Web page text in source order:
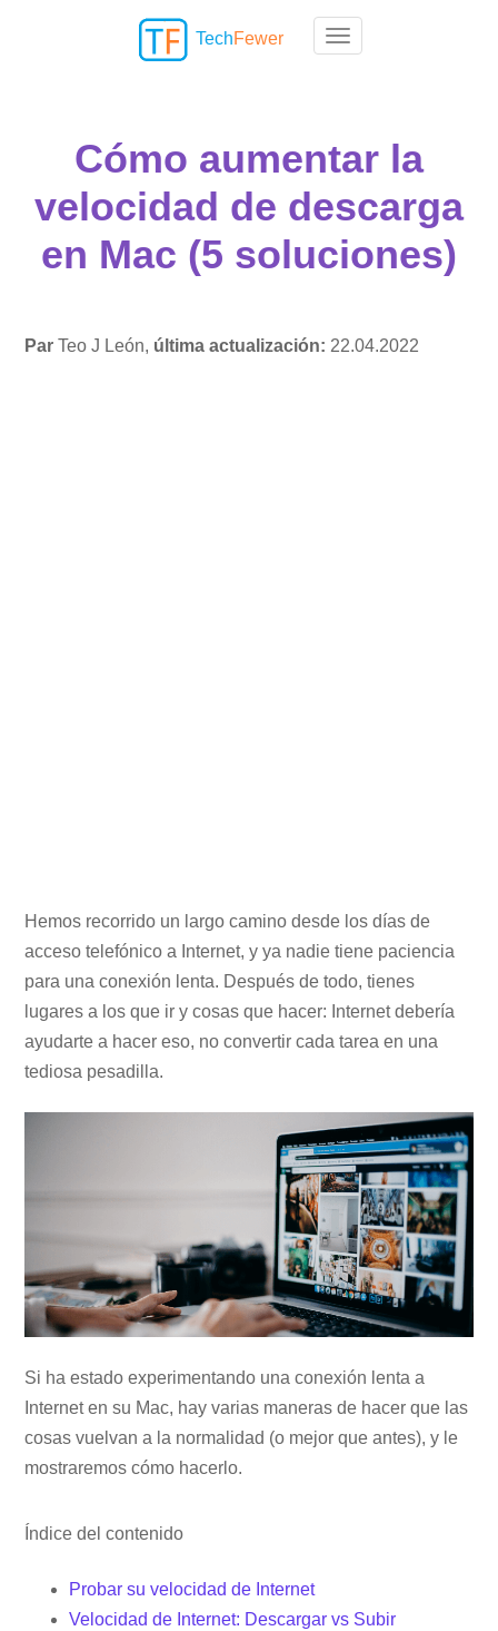
Toggle navigation
TechFewer
Cómo aumentar la
velocidad de descarga
en Mac (5 soluciones)
Par Teo J León, última actualización: 22.04.2022
Hemos recorrido un largo camino desde los días de
acceso telefónico a Internet, y ya nadie tiene paciencia
para una conexión lenta. Después de todo, tienes
lugares a los que ir y cosas que hacer: Internet debería
ayudarte a hacer eso, no convertir cada tarea en una
tediosa pesadilla.
Si ha estado experimentando una conexión lenta a
Internet en su Mac, hay varias maneras de hacer que las
cosas vuelvan a la normalidad (o mejor que antes), y le
mostraremos cómo hacerlo.
Índice del contenido
Probar su velocidad de Internet
Velocidad de Internet: Descargar vs Subir